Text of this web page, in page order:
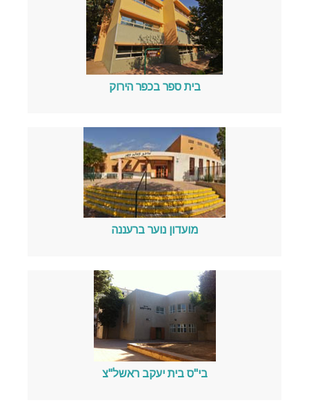
בית ספר בכפר הירוק
מועדון נוער ברעננה
בי"ס בית יעקב ראשל"צ